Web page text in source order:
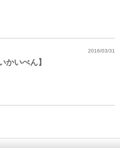
2016/03/31
かいべん】